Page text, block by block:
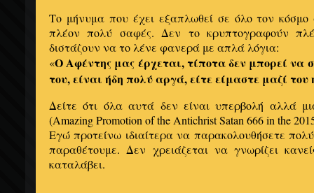
Το μήνυμα που έχει εξαπλωθεί σε όλο τον κόσμο
πλέον πολύ σαφές. Δεν το κρυπτογραφούν
διστάζουν να το λένε φανερά με απλά λόγια:
«Ο Αφέντης μας έρχεται, τίποτα δεν μπορεί να
του, είναι ήδη πολύ αργά, είτε είμαστε μαζί του
Δείτε ότι όλα αυτά δεν είναι υπερβολή αλλά
(Amazing Promotion of the Antichrist Satan 666 in the
Εγώ προτείνω ιδιαίτερα να παρακολουθήσετε
παραθέτουμε. Δεν χρειάζεται να γνωρίζει
καταλάβει.